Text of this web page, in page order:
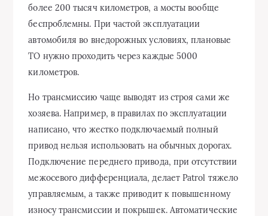
более 200 тысяч километров, а мосты вообще
беспроблемны. При частой эксплуатации
автомобиля во внедорожных условиях, плановые
ТО нужно проходить через каждые 5000
километров.
Но трансмиссию чаще выводят из строя сами же
хозяева. Например, в правилах по эксплуатации
написано, что жестко подключаемый полный
привод нельзя использовать на обычных дорогах.
Подключение переднего привода, при отсутствии
межосевого дифференциала, делает Patrol тяжело
управляемым, а также приводит к повышенному
износу трансмиссии и покрышек. Автоматические